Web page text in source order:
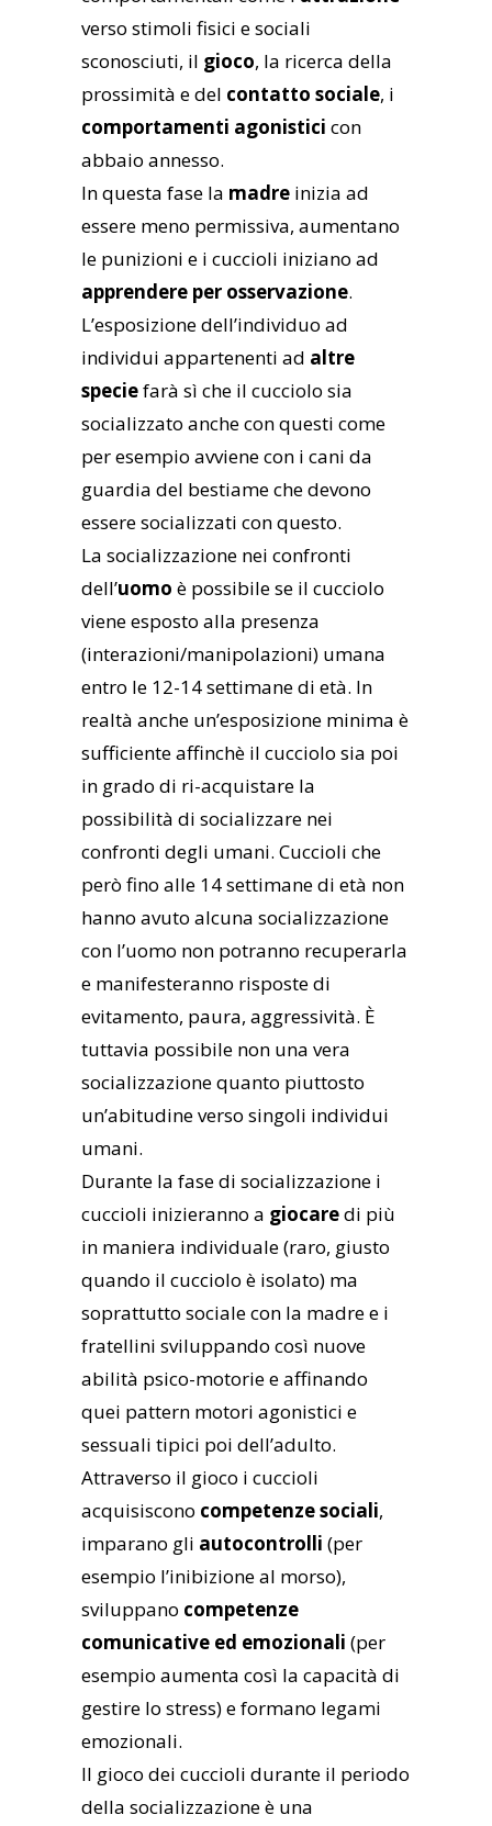
verso stimoli fisici e sociali
sconosciuti, il gioco, la ricerca della
prossimità e del contatto sociale, i
comportamenti agonistici con
abbaio annesso.
In questa fase la madre inizia ad
essere meno permissiva, aumentano
le punizioni e i cuccioli iniziano ad
apprendere per osservazione.
L’esposizione dell’individuo ad
individui appartenenti ad altre
speciefarà sì che il cucciolo sia
socializzato anche con questi come
per esempio avviene con i cani da
guardia del bestiame che devono
essere socializzati con questo.
La socializzazione nei confronti
dell’uomo è possibile se il cucciolo
viene esposto alla presenza
(interazioni/manipolazioni) umana
entro le 12-14 settimane di età. In
realtà anche un’esposizione minima è
sufficiente affinchè il cucciolo sia poi
in grado di ri-acquistare la
possibilità di socializzare nei
confronti degli umani. Cuccioli che
però fino alle 14 settimane di età non
hanno avuto alcuna socializzazione
con l’uomo non potranno recuperarla
e manifesteranno risposte di
evitamento, paura, aggressività. È
tuttavia possibile non una vera
socializzazione quanto piuttosto
un’abitudine verso singoli individui
umani.
Durante la fase di socializzazione i
cuccioli inizieranno a giocaredi più
in maniera individuale (raro, giusto
quando il cucciolo è isolato) ma
soprattutto sociale con la madre e i
fratellini sviluppando così nuove
abilità psico-motorie e affinando
quei pattern motori agonistici e
sessuali tipici poi dell’adulto.
Attraverso il gioco i cuccioli
acquisiscono competenze sociali,
imparano gli autocontrolli (per
esempio l’inibizione al morso),
sviluppano competenze
comunicative ed emozionali (per
esempio aumenta così la capacità di
gestire lo stress) e formano legami
emozionali.
Il gioco dei cuccioli durante il periodo
della socializzazione è una